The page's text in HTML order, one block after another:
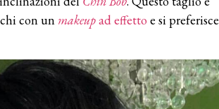
con un makeupad effetto e si preferisce